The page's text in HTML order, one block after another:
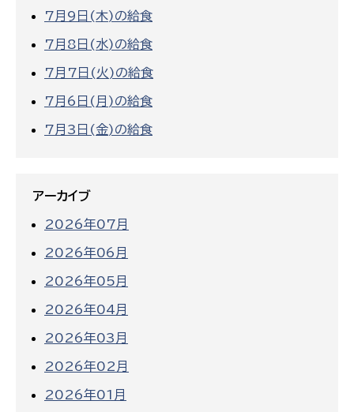
7月9日(木)の給食
7月8日(水)の給食
7月7日(火)の給食
7月6日(月)の給食
7月3日(金)の給食
アーカイブ
2026年07月
2026年06月
2026年05月
2026年04月
2026年03月
2026年02月
2026年01月